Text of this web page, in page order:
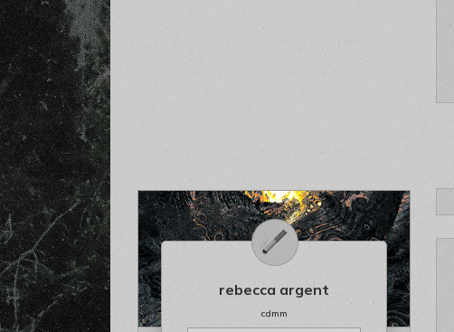
rebecca argent
cdmm